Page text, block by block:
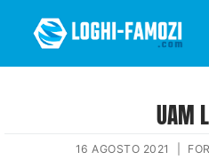
UAM
16 AGOSTO 2021